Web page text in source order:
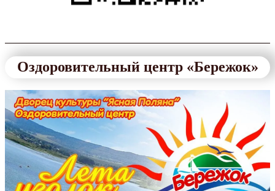
Оздоровительный центр «Бережок»